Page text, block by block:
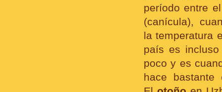
período entre
(canícula),
la temperatura
país es
poco y es
hace